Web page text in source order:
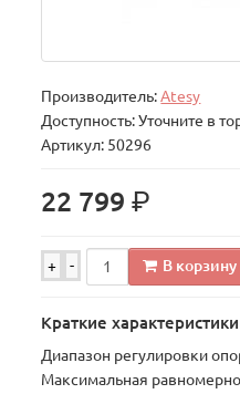
Производитель:Atesy
Доступность: Уточните в
Артикул: 50296
22 799р.
+ - В корзину
Краткие характеристики
Диапазон регулировки
Максимальная